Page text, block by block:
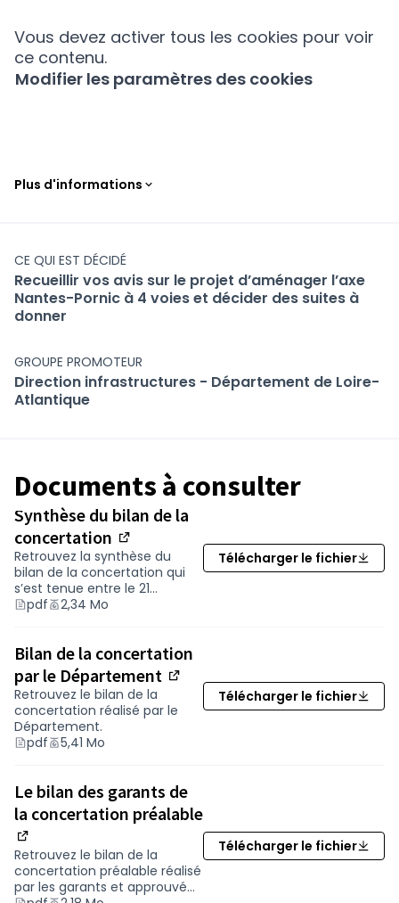
Vous devez activer tous les cookies pour voir
ce contenu.
Modifier les paramètres des cookies
Nantes-Pornic, un axe majeur pour la Loire -
Atlantique
Le Département de Loire-Atlantique
de 4 300 km de routes départementales. 84
millions d’euros sont consacrés en 2020 à son
entretien et sa modernisation. Parmi les
de la Loire-Atlantique. 13 000 véhicules
empruntent quotidiennement cet axe entre
Port-Saint-Père et Pornic et 25 600 au niveau
de Bouaye.
Alors que le territoire est en plein
développement, la RD 751, alternant des
sections à 2 voies et à 4 voies, doit évoluer.
Loire-Atlantique s’est engagé
aménager l’ensemble de la route entre
Nantes et Pornic à 4 voies.
Un projet d’aménagement d’ensemble de la
RD 751
km sont déjà aménagés à 4 voies entre
Bouguenais et Saint-Léger-les-Vignes et au
Pont Béranger. Les travaux dedoublement de
la déviation de Port-Saint-Pèresur 4 km
vont démarreren 2020
service en 2024. À cette date, il restera donc
Plus d'informations
CE QUI EST DÉCIDÉ
Recueillir vos avis sur le projet d’aménager l’axe
Nantes-Pornic à 4 voies et décider des suites à
donner
GROUPE PROMOTEUR
Direction infrastructures - Département de Loire-
Atlantique
Documents à consulter
Synthèse du bilan de la
concertation
(Nouvelle fenêtre)
Retrouvez la synthèse du
bilan de la concertation qui
s’est tenue entre le 21
septembre et le 4 novembre
pdf 2,34 Mo
Télécharger le fichier
Bilan de la concertation
par le Département
(Nouvelle fenêtre)
Retrouvez le bilan de la
concertation réalisé par le
Département.
pdf
5,41 Mo
Télécharger le fichier
Le bilan des garants de
la concertation préalable
(Nouvelle fenêtre)
Retrouvez le bilan de la
concertation préalable réalisé
par les garants et approuvé
Télécharger le fichier